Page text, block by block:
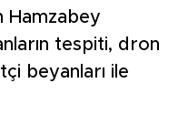
Hamzabey
tespiti, dron
beyanları ile